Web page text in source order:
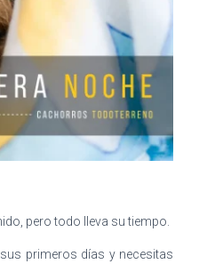
pero todo lleva su tiempo.
primeros días y necesitas